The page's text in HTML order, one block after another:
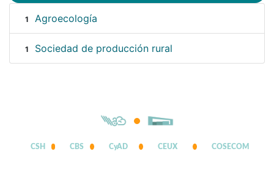
1 Agroecología
1 Sociedad de producción rural
CSH CBS CyAD CEUX COSECOM